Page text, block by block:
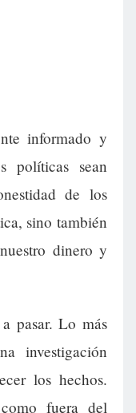
informado y
políticas sean
de los
sino también
dinero y
pasar. Lo más
investigación
los hechos.
fuera del